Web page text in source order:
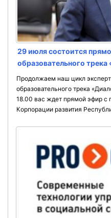
29 июля состоится
образовательного
Продолжаем наш цикл
образовательного трека
18.00 вас ждет прямой эфир с
Корпорации развития